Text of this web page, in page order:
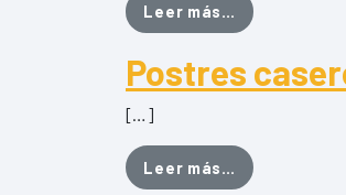
Leer más… from
Postres
[…]
Leer más… from